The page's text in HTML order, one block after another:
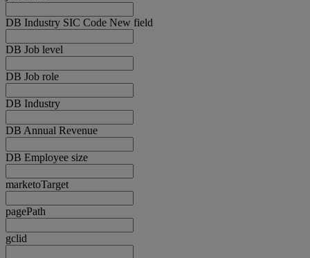
DB Industry SIC Code New field
DB Job level
DB Job role
DB Industry
DB Annual Revenue
DB Employee size
marketoTarget
pagePath
gclid